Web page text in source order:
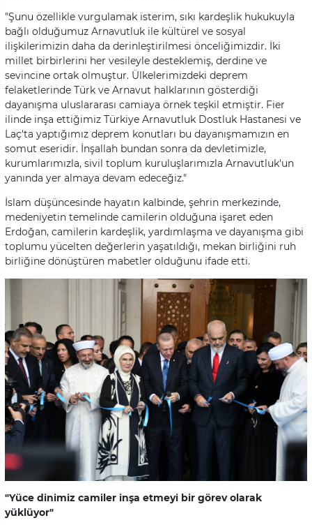
"Şunu özellikle vurgulamak isterim, sıkı kardeşlik hukukuyla
bağlı olduğumuz Arnavutluk ile kültürel ve sosyal
ilişkilerimizin daha da derinleştirilmesi önceliğimizdir. İki
millet birbirlerini her vesileyle desteklemiş, derdine ve
sevincine ortak olmuştur. Ülkelerimizdeki deprem
felaketlerinde Türk ve Arnavut halklarının gösterdiği
dayanışma uluslararası camiaya örnek teşkil etmiştir. Fier
ilinde inşa ettiğimiz Türkiye Arnavutluk Dostluk Hastanesi ve
Laç'ta yaptığımız deprem konutları bu dayanışmamızın en
somut eseridir. İnşallah bundan sonra da devletimizle,
kurumlarımızla, sivil toplum kuruluşlarımızla Arnavutluk'un
yanında yer almaya devam edeceğiz."
İslam düşüncesinde hayatın kalbinde, şehrin merkezinde,
medeniyetin temelinde camilerin olduğuna işaret eden
Erdoğan, camilerin kardeşlik, yardımlaşma ve dayanışma gibi
toplumu yücelten değerlerin yaşatıldığı, mekan birliğini ruh
birliğine dönüştüren mabetler olduğunu ifade etti.
"Yüce dinimiz camiler inşa etmeyi bir görev olarak
yüklüyor"